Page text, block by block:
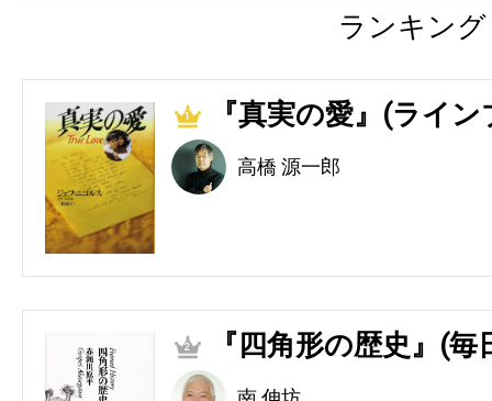
ランキング
1 『真実の愛』(ライ
高橋 源一郎
2 『四角形の歴史』(毎